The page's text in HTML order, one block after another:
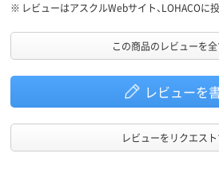
※ レビューはアスクルWebサイト、LOHACOに
この商品のレビューを
レビューを
レビューをリクエス